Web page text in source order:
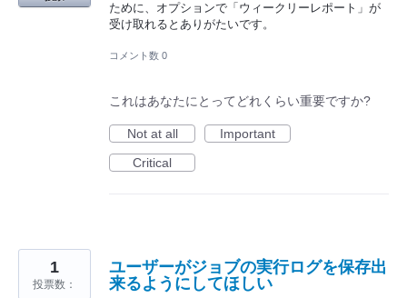
ために、オプションで「ウィークリーレポート」が
受け取れるとありがたいです。
コメント数 0
これはあなたにとってどれくらい重要ですか?
Not at all
Important
Critical
ユーザーがジョブの実行ログを保存出
来るようにしてほしい
1
投票数：